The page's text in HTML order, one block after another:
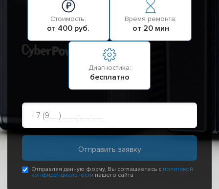
Стоимость:
от 400 руб.
Время ремонта:
от 20 мин
Диагностика:
бесплатно
Отправляя данную форму, Вы соглашаетесь с политикой
конфиденциальности нашего сайта